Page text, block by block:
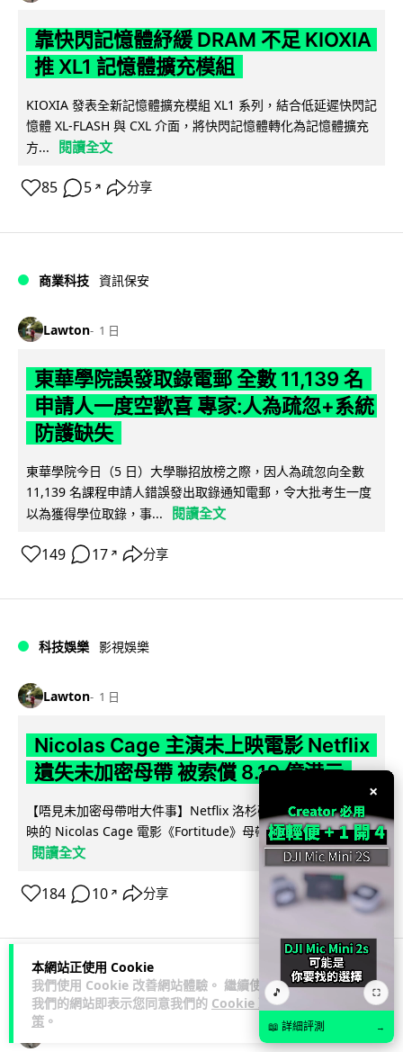
本網站正使用 Cookie
我們使用 Cookie 改善網站體驗。 繼續使用
我們的網站即表示您同意我們的 Cookie 政
策 。
靠快閃記憶體紓緩 DRAM 不足 KIOXIA
推 XL1 記憶體擴充模組
KIOXIA 發表全新記憶體擴充模組 XL1 系列，結合低延遲快閃記
憶體 XL-FLASH 與 CXL 介面，將快閃記憶體轉化為記憶體擴充
方...
閱讀全文
85 5 ↗ 分享
商業科技 資訊保安
Lawton 1 日
東華學院誤發取錄電郵 全數 11,139 名
申請人一度空歡喜 專家:人為疏忽+系統
防護缺失
東華學院今日（5 日）大學聯招放榜之際，因人為疏忽向全數
11,139 名課程申請人錯誤發出取錄通知電郵，令大批考生一度
以為獲得學位取錄，事...
閱讀全文
149 17 ↗ 分享
科技娛樂 影視娛樂
Lawton 1 日
Nicolas Cage 主演未上映電影 Netflix
遺失未加密母帶 被索償 8.19 億港元
【唔見未加密母帶咁大件事】Netflix 洛杉磯辦公室被竊，未上
映的 Nicolas Cage 電影《Fortitude》母帶亦告失蹤。電影...
閱讀全文
184 10 ↗ 分享
人工智能
×
🎵 ⛶
📖 詳細評測 →